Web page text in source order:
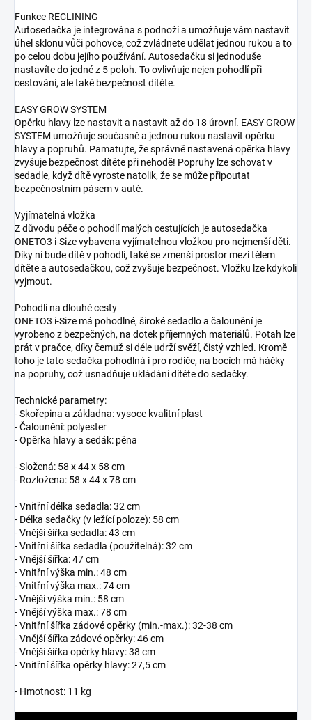
Funkce RECLINING
Autosedačka je integrována s podnoží a umožňuje vám nastavit
úhel sklonu vůči pohovce, což zvládnete udělat jednou rukou a to
po celou dobu jejího používání. Autosedačku si jednoduše
nastavíte do jedné z 5 poloh. To ovlivňuje nejen pohodlí při
cestování, ale také bezpečnost dítěte.
EASY GROW SYSTEM
Opěrku hlavy lze nastavit a nastavit až do 18 úrovní. EASY GROW
SYSTEM umožňuje současně a jednou rukou nastavit opěrku
hlavy a popruhů. Pamatujte, že správně nastavená opěrka hlavy
zvyšuje bezpečnost dítěte při nehodě! Popruhy lze schovat v
sedadle, když dítě vyroste natolik, že se může připoutat
bezpečnostním pásem v autě.
Vyjímatelná vložka
Z důvodu péče o pohodlí malých cestujících je autosedačka
ONETO3 i-Size vybavena vyjímatelnou vložkou pro nejmenší děti.
Díky ní bude dítě v pohodlí, také se zmenší prostor mezi tělem
dítěte a autosedačkou, což zvyšuje bezpečnost. Vložku lze kdykoli
vyjmout.
Pohodlí na dlouhé cesty
ONETO3 i-Size má pohodlné, široké sedadlo a čalounění je
vyrobeno z bezpečných, na dotek příjemných materiálů. Potah lze
prát v pračce, díky čemuž si déle udrží svěží, čistý vzhled. Kromě
toho je tato sedačka pohodlná i pro rodiče, na bocích má háčky
na popruhy, což usnadňuje ukládání dítěte do sedačky.
Technické parametry:
- Skořepina a základna: vysoce kvalitní plast
- Čalounění: polyester
- Opěrka hlavy a sedák: pěna
- Složená: 58 x 44 x 58 cm
- Rozložena: 58 x 44 x 78 cm
- Vnitřní délka sedadla: 32 cm
- Délka sedačky (v ležící poloze): 58 cm
- Vnější šířka sedadla: 43 cm
- Vnitřní šířka sedadla (použitelná): 32 cm
- Vnější šířka: 47 cm
- Vnitřní výška min.: 48 cm
- Vnitřní výška max.: 74 cm
- Vnější výška min.: 58 cm
- Vnější výška max.: 78 cm
- Vnitřní šířka zádové opěrky (min.-max.): 32-38 cm
- Vnější šířka zádové opěrky: 46 cm
- Vnější šířka opěrky hlavy: 38 cm
- Vnitřní šířka opěrky hlavy: 27,5 cm
- Hmotnost: 11 kg